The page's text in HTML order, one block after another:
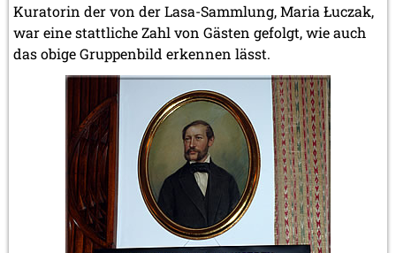
Kuratorin der von der Lasa-Sammlung, Maria Łuczak,
war eine stattliche Zahl von Gästen gefolgt, wie auch
das obige Gruppenbild erkennen lässt.